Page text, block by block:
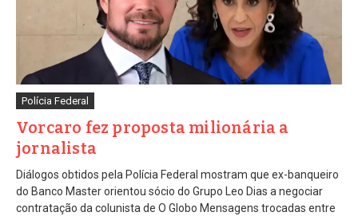
Polícia Federal
Vorcaro fez proposta milionária a
jornalista
Diálogos obtidos pela Polícia Federal mostram que ex-banqueiro
do Banco Master orientou sócio do Grupo Leo Dias a negociar
contratação da colunista de O Globo Mensagens trocadas entre